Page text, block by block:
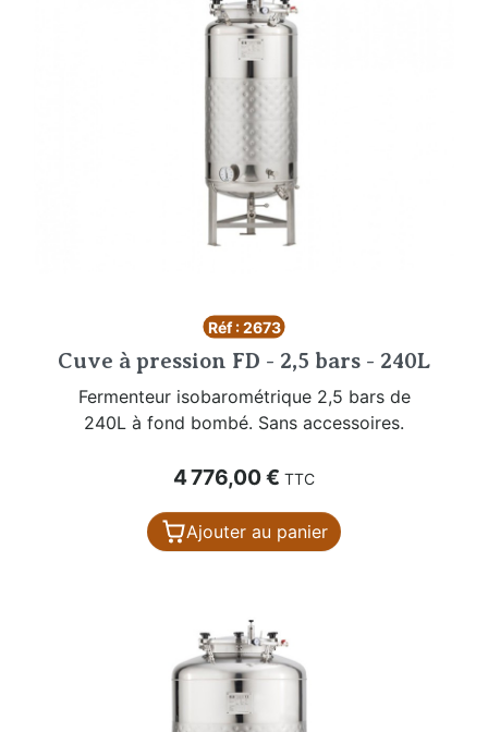
Réf : 2673
Cuve à pression FD - 2,5 bars - 240L
Fermenteur isobarométrique 2,5 bars de
240L à fond bombé. Sans accessoires.
Prix
4 776,00 € TTC
Ajouter au panier